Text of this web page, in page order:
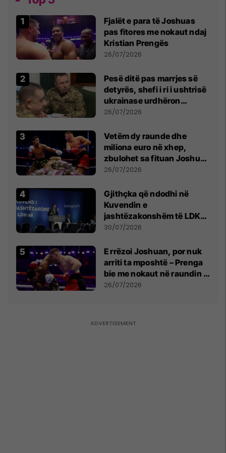
Fjalët e para të Joshuas
pas fitores me nokaut ndaj
Kristian Prengës
26/07/2026
Pesë ditë pas marrjes së
detyrës, shefi i ri i ushtrisë
ukrainase urdhëron
kontroll të madh
26/07/2026
Vetëm dy raunde dhe
miliona euro në xhep,
zbulohet sa fituan Joshua
e Prenga
26/07/2026
Gjithçka që ndodhi në
Kuvendin e
jashtëzakonshëm të LDK-
së
30/07/2026
E rrëzoi Joshuan, por nuk
arriti ta mposhtë – Prenga
bie me nokaut në raundin e
dytë
26/07/2026